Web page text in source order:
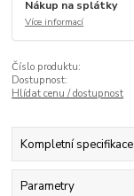
Nákup na splátky
Více informací
Číslo produktu:
Dostupnost:
Hlídat cenu / dostupnost
Kompletní specifikace
Parametry